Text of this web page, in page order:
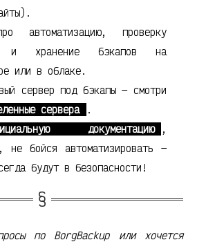
автоматизацию, проверку
и хранение бэкапов на
или в облаке.
сервер под бэкапы — смотри
сервера
.
документацию
,
не бойся автоматизировать —
будут в безопасности!
по BorgBackup или хочется